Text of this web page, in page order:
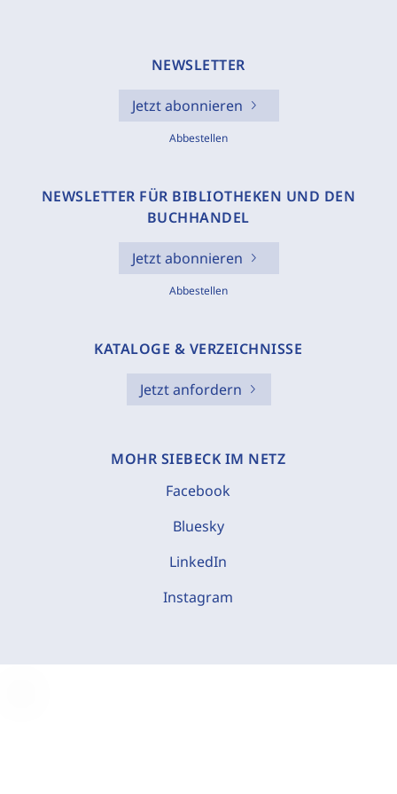
NEWSLETTER
Jetzt abonnieren
Abbestellen
NEWSLETTER FÜR BIBLIOTHEKEN UND DEN
BUCHHANDEL
Jetzt abonnieren
Abbestellen
KATALOGE & VERZEICHNISSE
Jetzt anfordern
MOHR SIEBECK IM NETZ
Facebook
Bluesky
LinkedIn
Instagram